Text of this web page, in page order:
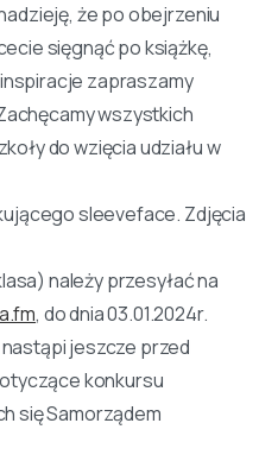
że po obejrzeniu
sięgnąć po książkę,
zapraszamy
wszystkich
do wzięcia udziału w
sleeveface. Zdjęcia
należy przesyłać na
, do dnia 03.01.2024r.
jeszcze przed
konkursu
się Samorządem